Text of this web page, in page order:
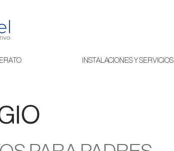
INSTALACIONES Y SERVICIOS